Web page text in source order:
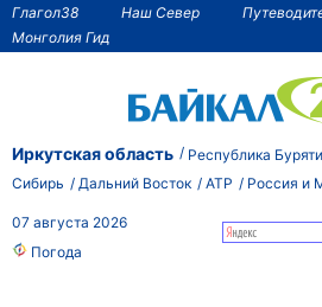
Глагол38 Наш Север
Монголия Гид
Иркутская область Республика
Сибирь
Дальний Восток АТР Россия и
07 августа 2026
Погода